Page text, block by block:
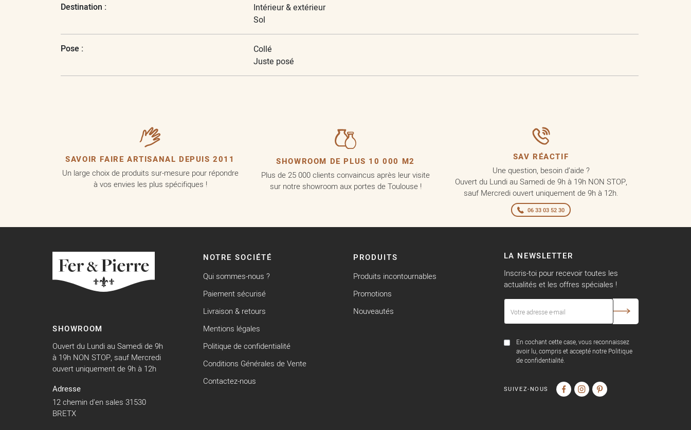
Destination :
Intérieur & extérieur
Sol
Pose :
Collé
Juste posé
SAVOIR FAIRE ARTISANAL DEPUIS 2011
Un large choix de produits sur-mesure pour répondre
à vos envies les plus spécifiques !
SHOWROOM DE PLUS 10 000 M2
Plus de 25 000 clients convaincus après leur visite
sur notre showroom aux portes de Toulouse !
SAV RÉACTIF
Une question, besoin d’aide ?
Ouvert du Lundi au Samedi de 9h à 19h NON STOP,
sauf Mercredi ouvert uniquement de 9h à 12h.
06 33 03 52 30
SHOWROOM
Ouvert du Lundi au Samedi de 9h
à 19h NON STOP, sauf Mercredi
ouvert uniquement de 9h à 12h
Adresse
12 chemin d'en sales 31530
BRETX
NOTRE SOCIÉTÉ
Qui sommes-nous ?
Paiement sécurisé
Livraison & retours
Mentions légales
Politique de confidentialité
Conditions Générales de Vente
Contactez-nous
PRODUITS
Produits incontournables
Promotions
Nouveautés
LA NEWSLETTER
Inscris-toi pour recevoir toutes les
actualités et les offres spéciales !
En cochant cette case, vous reconnaissez
avoir lu, compris et accepté notre Politique
de confidentialité.
SUIVEZ-NOUS